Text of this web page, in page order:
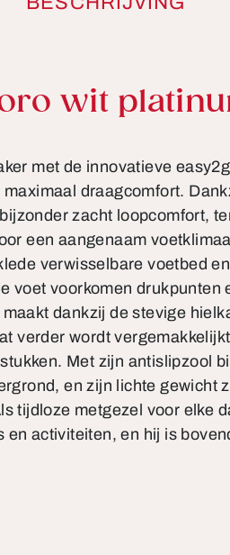
wit
met de innovatieve
draagcomfort.
zacht loopcomfort,
een aangenaam
verwisselbare voetbed
voet voorkomen drukpunten
dankzij de stevige
verder wordt
Met zijn antislipzool
en zijn lichte gewicht
tijdloze metgezel voor elke
activiteiten, en hij is